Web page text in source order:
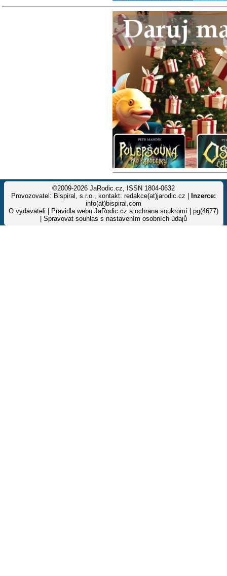
©2009-2026 JaRodic.cz, ISSN 1804-0632
Provozovatel: Bispiral, s.r.o., kontakt: redakce(at)jarodic.cz |
Inzerce:
info(at)bispiral.com
O vydavateli
Pravidla webu JaRodic.cz a ochrana soukromí | pg(4677)
Spravovat souhlas s nastavením osobních údajů